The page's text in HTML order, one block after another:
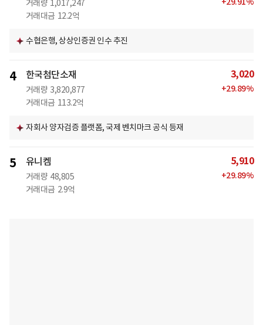
거래량 1,017,247
거래대금 12.2억
수협은행, 상상인증권 인수 추진
4 한국첨단소재
거래량 3,820,877
거래대금 113.2억
3,020
+29.89%
자회사 양자검증 플랫폼, 국제 벤치마크 공식 등재
5 유니켐
거래량 48,805
거래대금 2.9억
5,910
+29.89%